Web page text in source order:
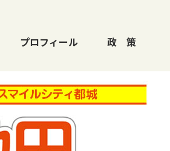
プロフィール 政 策